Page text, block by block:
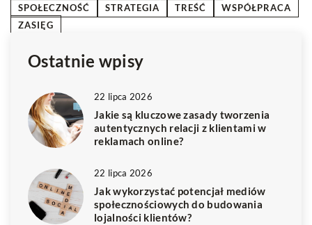
SPOŁECZNOŚĆ
STRATEGIA TREŚĆ
WSPÓŁPRACA
ZASIĘG
Ostatnie wpisy
22 lipca 2026
Jakie są kluczowe zasady tworzenia
autentycznych relacji z klientami w
reklamach online?
22 lipca 2026
Jak wykorzystać potencjał mediów
społecznościowych do budowania
lojalności klientów?